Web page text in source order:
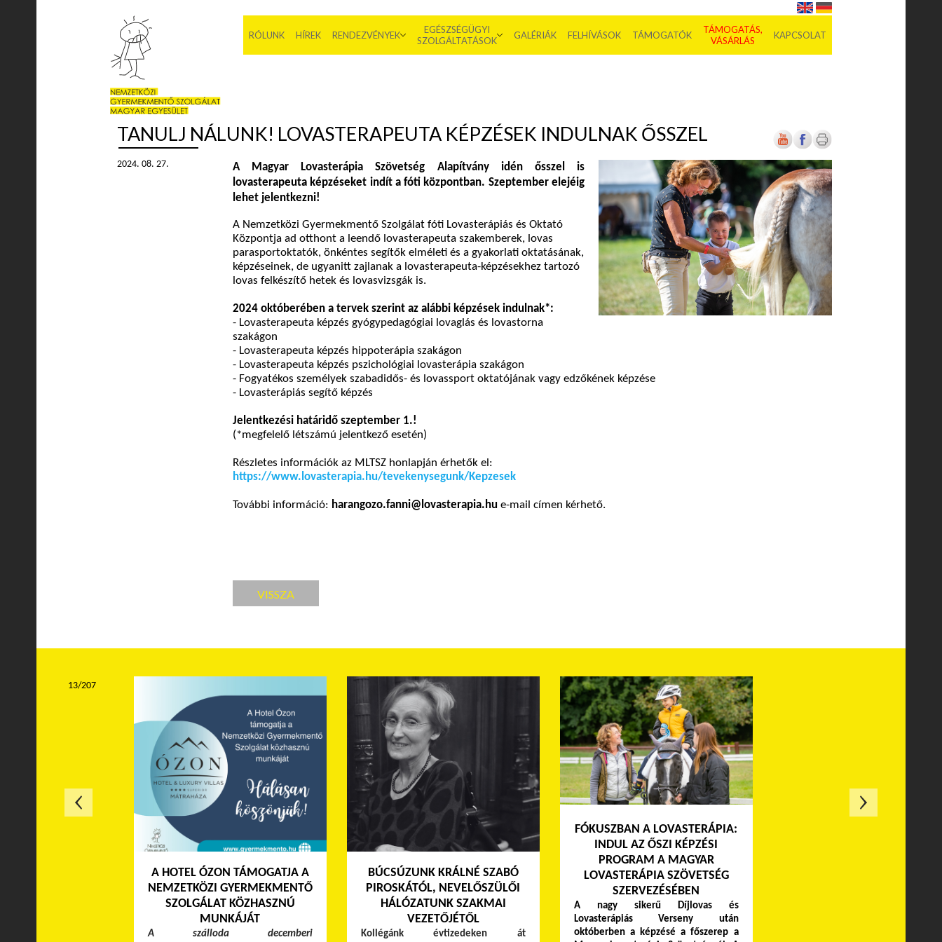
RÓLUNK HÍREK RENDEZVÉNYEK
EGÉSZSÉGÜGYI
SZOLGÁLTATÁSOK
GALÉRIÁK FELHÍVÁSOK TÁMOGATÓK
TÁMOGATÁS,
VÁSÁRLÁS
KAPCSOLAT
TANULJ NÁLUNK! LOVASTERAPEUTA KÉPZÉSEK INDULNAK ŐSSZEL
2024. 08. 27.
A Magyar Lovasterápia Szövetség Alapítvány idén ősszel is
lovasterapeuta képzéseket indít a fóti központban. Szeptember elejéig
lehet jelentkezni!
A Nemzetközi Gyermekmentő Szolgálat fóti Lovasterápiás és Oktató
Központja ad otthont a leendő lovasterapeuta szakemberek, lovas
parasportoktatók, önkéntes segítők elméleti és a gyakorlati oktatásának,
képzéseinek, de ugyanitt zajlanak a lovasterapeuta-képzésekhez tartozó
lovas felkészítő hetek és lovasvizsgák is.
2024 októberében a tervek szerint az alábbi képzések indulnak*:
- Lovasterapeuta képzés gyógypedagógiai lovaglás és lovastorna
szakágon
- Lovasterapeuta képzés hippoterápia szakágon
- Lovasterapeuta képzés pszichológiai lovasterápia szakágon
- Fogyatékos személyek szabadidős- és lovassport oktatójának vagy edzőkének képzése
- Lovasterápiás segítő képzés
Jelentkezési határidő szeptember 1.!
(*megfelelő létszámú jelentkező esetén)
Részletes információk az MLTSZ honlapján érhetők el:
https://www.lovasterapia.hu/tevekenysegunk/Kepzesek
További információ: harangozo.fanni@lovasterapia.hu e-mail címen kérhető.
VISSZA
A HOTEL ÓZON TÁMOGATJA A
NEMZETKÖZI GYERMEKMENTŐ
SZOLGÁLAT KÖZHASZNÚ
MUNKÁJÁT
A szálloda decemberi
BÚCSÚZUNK KRÁLNÉ SZABÓ
PIROSKÁTÓL, NEVELŐSZÜLŐI
HÁLÓZATUNK SZAKMAI
VEZETŐJÉTŐL
Kollégánk évtizedeken át
FÓKUSZBAN A LOVASTERÁPIA:
INDUL AZ ŐSZI KÉPZÉSI
PROGRAM A MAGYAR
LOVASTERÁPIA SZÖVETSÉG
SZERVEZÉSÉBEN
A nagy sikerű Díjlovas és
Lovasterápiás Verseny után
októberben a képzésé a főszerep a
13/207